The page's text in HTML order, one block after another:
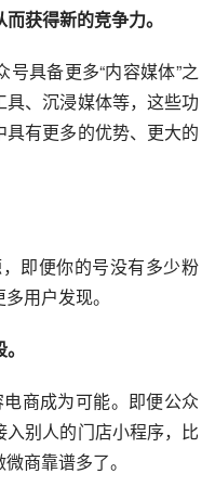
获得新的竞争力。
具备更多“内容媒体”之
具、沉浸媒体等，这些功
有更多的优势、更大的
，即便你的号没有多少粉
用户发现。
商成为可能。即便公众
别人的门店小程序，比
商靠谱多了。